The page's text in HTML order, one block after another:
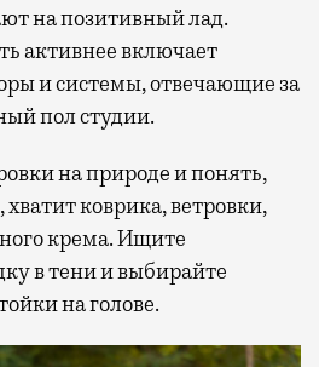
на позитивный лад.
активнее включает
и системы, отвечающие за
пол студии.
на природе и понять,
коврика, ветровки,
крема. Ищите
в тени и выбирайте
на голове.